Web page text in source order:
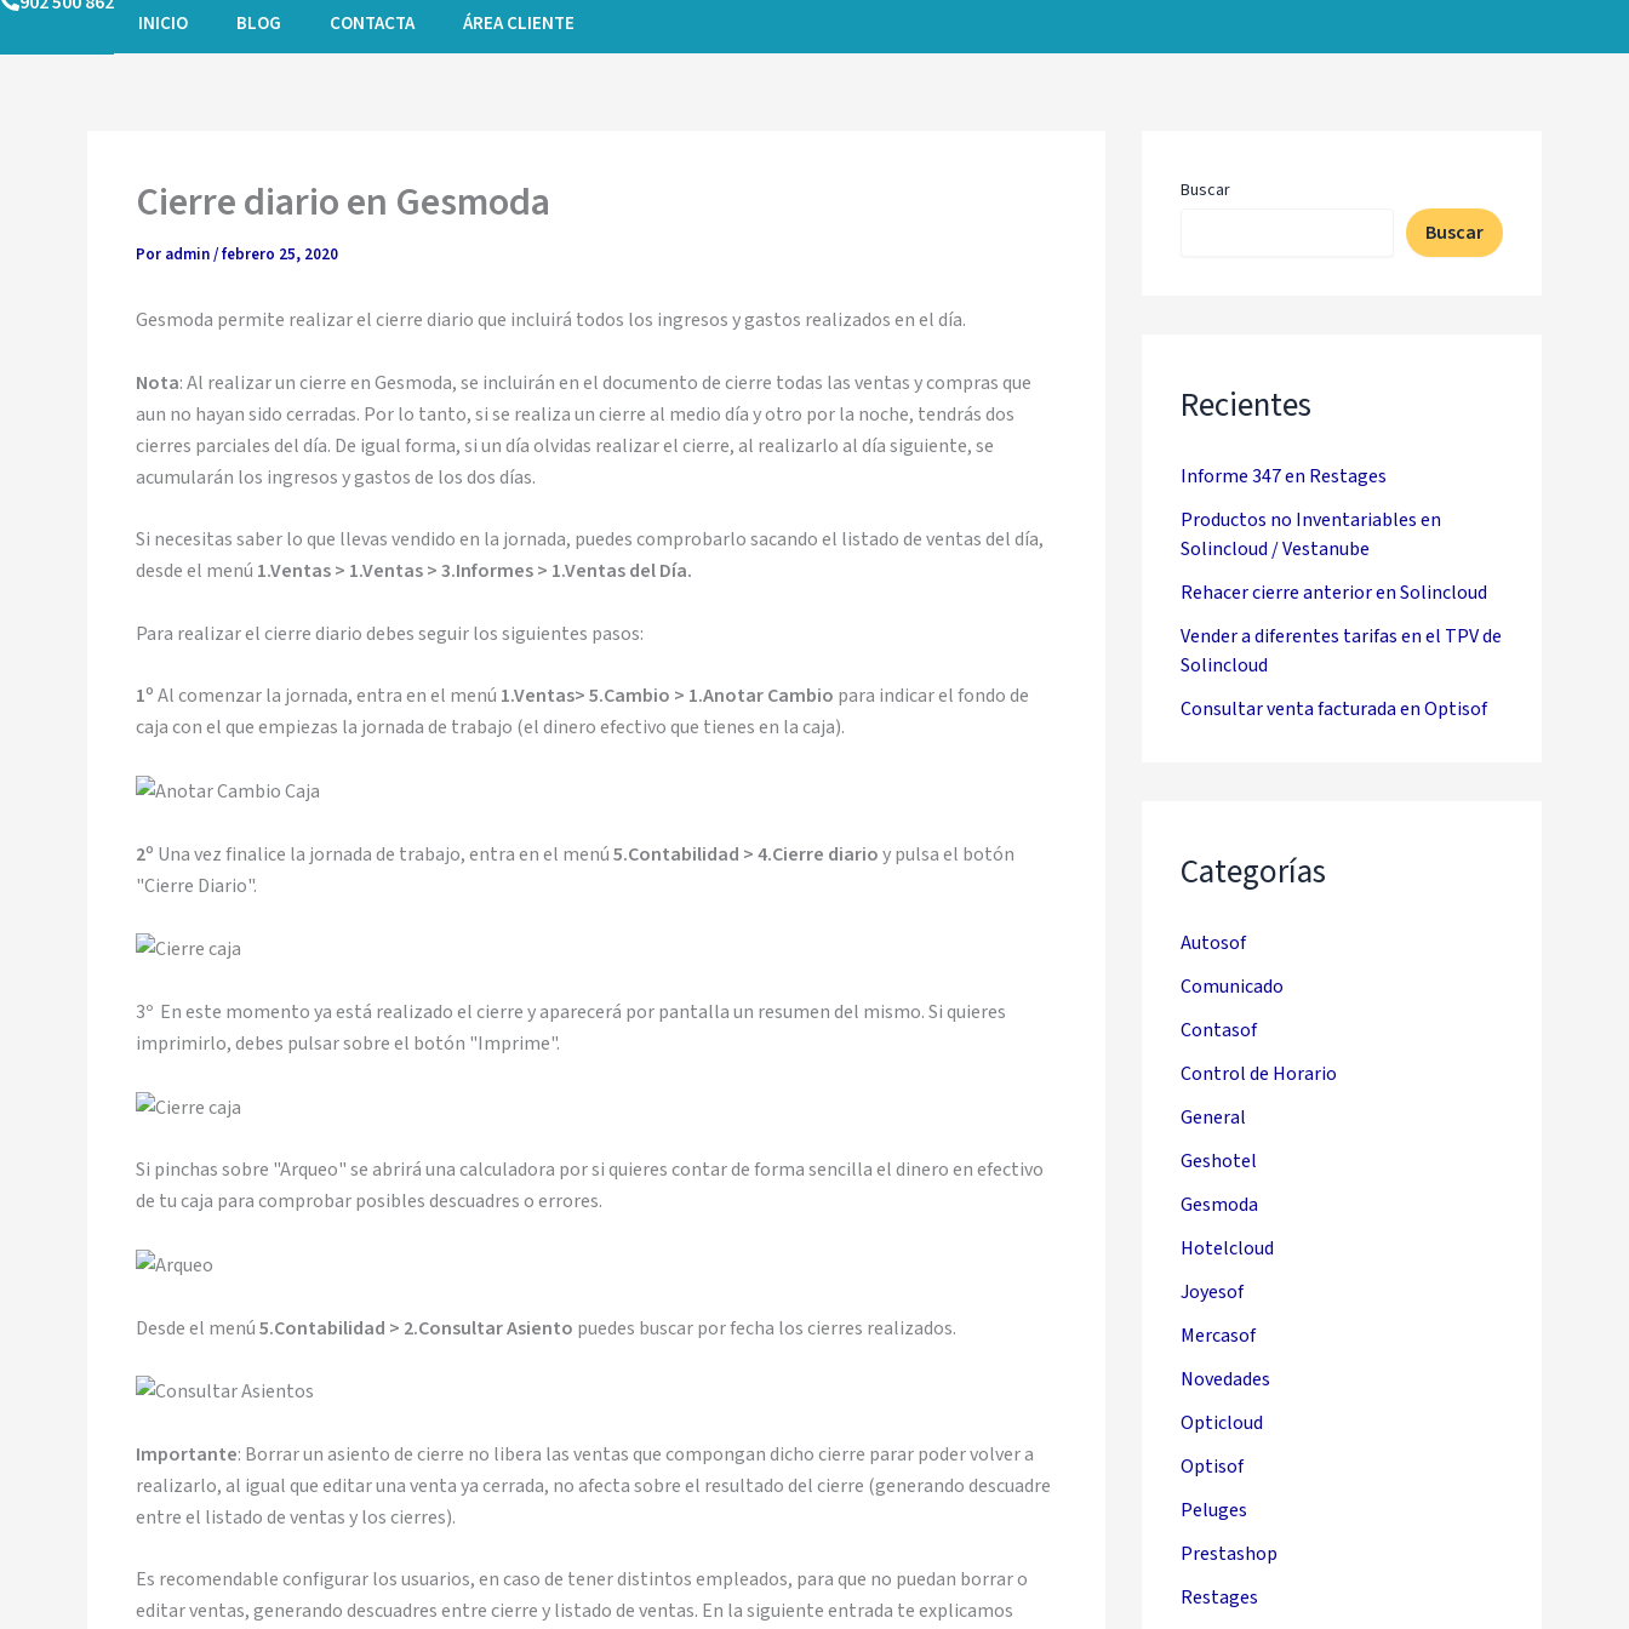
Ir
INICIO BLOG CONTACTA ÁREA CLIENTE
Cierre diario en Gesmoda
Por admin/febrero 25, 2020
Gesmoda permite realizar el cierre diario que incluirá todos los ingresos y gastos realizados en el día.
Nota: Al realizar un cierre en Gesmoda, se incluirán en el documento de cierre todas las ventas y compras que
aun no hayan sido cerradas. Por lo tanto, si se realiza un cierre al medio día y otro por la noche, tendrás dos
cierres parciales del día. De igual forma, si un día olvidas realizar el cierre, al realizarlo al día siguiente, se
acumularán los ingresos y gastos de los dos días.
Si necesitas saber lo que llevas vendido en la jornada, puedes comprobarlo sacando el listado de ventas del día,
desde el menú 1.Ventas > 1.Ventas > 3.Informes > 1.Ventas del Día.
Para realizar el cierre diario debes seguir los siguientes pasos:
1ºAl comenzar la jornada, entra en el menú 1.Ventas> 5.Cambio > 1.Anotar Cambio para indicar el fondo de
caja con el que empiezas la jornada de trabajo (el dinero efectivo que tienes en la caja).
2º Una vez finalice la jornada de trabajo, entra en el menú5.Contabilidad > 4.Cierre diarioy pulsa el botón
"Cierre Diario".
3º En este momento ya está realizado el cierre y aparecerá por pantalla un resumen del mismo. Si quieres
imprimirlo, debes pulsar sobre el botón "Imprime".
Si pinchas sobre "Arqueo" se abrirá una calculadora por si quieres contar de forma sencilla el dinero en efectivo
de tu caja para comprobar posibles descuadres o errores.
Desde el menú5.Contabilidad > 2.Consultar Asiento puedes buscar por fecha los cierres realizados.
Importante: Borrar un asiento de cierre no libera las ventas que compongan dicho cierre parar poder volver a
realizarlo, al igual que editar una venta ya cerrada, no afecta sobre el resultado del cierre (generando descuadre
entre el listado de ventas y los cierres).
Es recomendable configurar los usuarios, en caso de tener distintos empleados, para que no puedan borrar o
editar ventas, generando descuadres entre cierre y listado de ventas. En la siguiente entrada te explicamos
Buscar
Buscar
Recientes
Informe 347 en Restages
Productos no Inventariables en
Solincloud / Vestanube
Rehacer cierre anterior en Solincloud
Vender a diferentes tarifas en el TPV de
Solincloud
Consultar venta facturada en Optisof
Categorías
Autosof
Comunicado
Contasof
Control de Horario
General
Geshotel
Gesmoda
Hotelcloud
Joyesof
Mercasof
Novedades
Opticloud
Optisof
Peluges
Prestashop
Restages